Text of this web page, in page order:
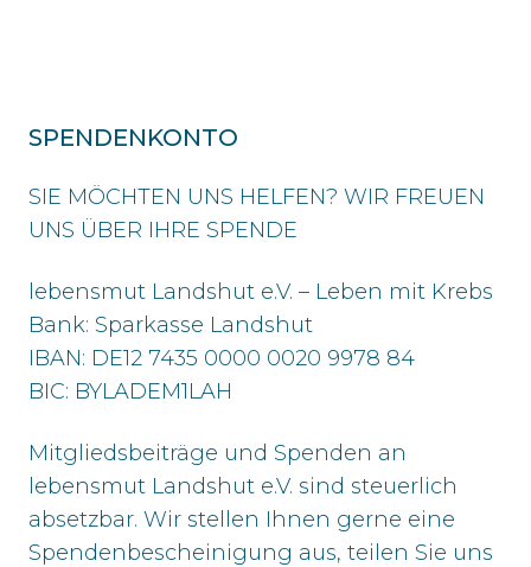
SPENDENKONTO
SIE MÖCHTEN UNS HELFEN? WIR FREUEN
UNS ÜBER IHRE SPENDE
lebensmut Landshut e.V. – Leben mit Krebs
Bank: Sparkasse Landshut
IBAN: DE12 7435 0000 0020 9978 84
BIC: BYLADEM1LAH
Mitgliedsbeiträge und Spenden an
lebensmut Landshut e.V. sind steuerlich
absetzbar. Wir stellen Ihnen gerne eine
Spendenbescheinigung aus, teilen Sie uns